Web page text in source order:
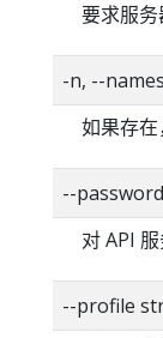
要求服务
-n, --
如果存在
--
对 API
--profile